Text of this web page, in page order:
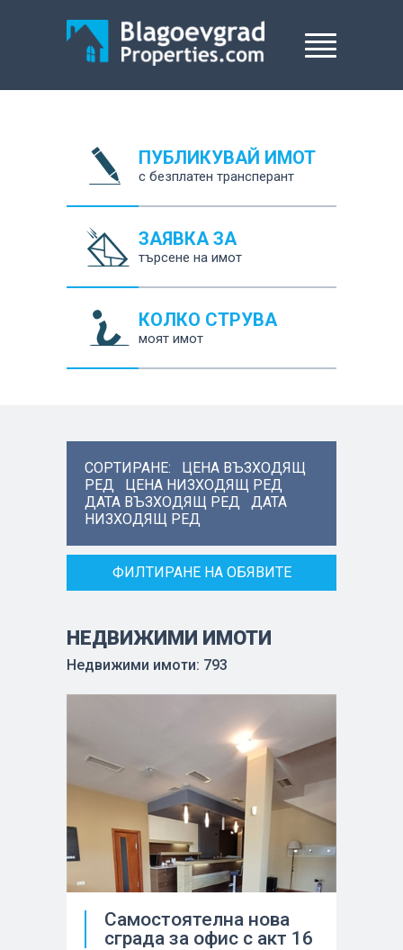
ПУБЛИКУВАЙ ИМОТ
с безплатен трансперант
ЗАЯВКА ЗА
търсене на имот
КОЛКО СТРУВА
моят имот
СОРТИРАНЕ: ЦЕНА ВЪЗХОДЯЩ
РЕД
ЦЕНА НИЗХОДЯЩ РЕД
ДАТА ВЪЗХОДЯЩ РЕД
ДАТА
НИЗХОДЯЩ РЕД
ФИЛТИРАНЕ НА ОБЯВИТЕ
НЕДВИЖИМИ ИМОТИ
Недвижими имоти: 793
Самостоятелна нова
сграда за офис с акт 16